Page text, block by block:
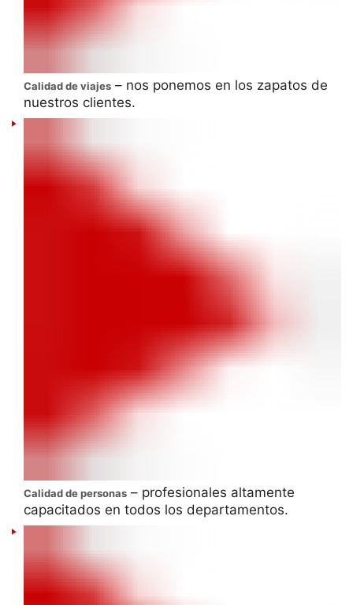
Calidad de viajes – nos ponemos en los zapatos de
nuestros clientes.
Calidad de personas – profesionales altamente
capacitados en todos los departamentos.